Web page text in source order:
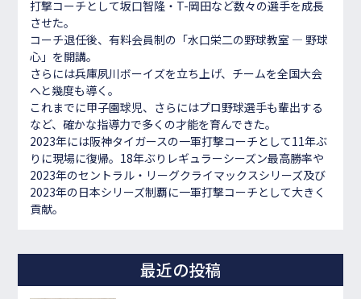
打撃コーチとして坂口智隆・T-岡田など数々の選手を成長
させた。
コーチ退任後、有料会員制の「水口栄二の野球教室 ― 野球
心」を開講。
さらには兵庫夙川ボーイズを立ち上げ、チームを全国大会
へと幾度も導く。
これまでに甲子園球児、さらにはプロ野球選手も輩出する
など、確かな指導力で多くの才能を育んできた。
2023年には阪神タイガースの一軍打撃コーチとして11年ぶ
りに現場に復帰。18年ぶりレギュラーシーズン最高勝率や
2023年のセントラル・リーグクライマックスシリーズ及び
2023年の日本シリーズ制覇に一軍打撃コーチとして大きく
貢献。
最近の投稿